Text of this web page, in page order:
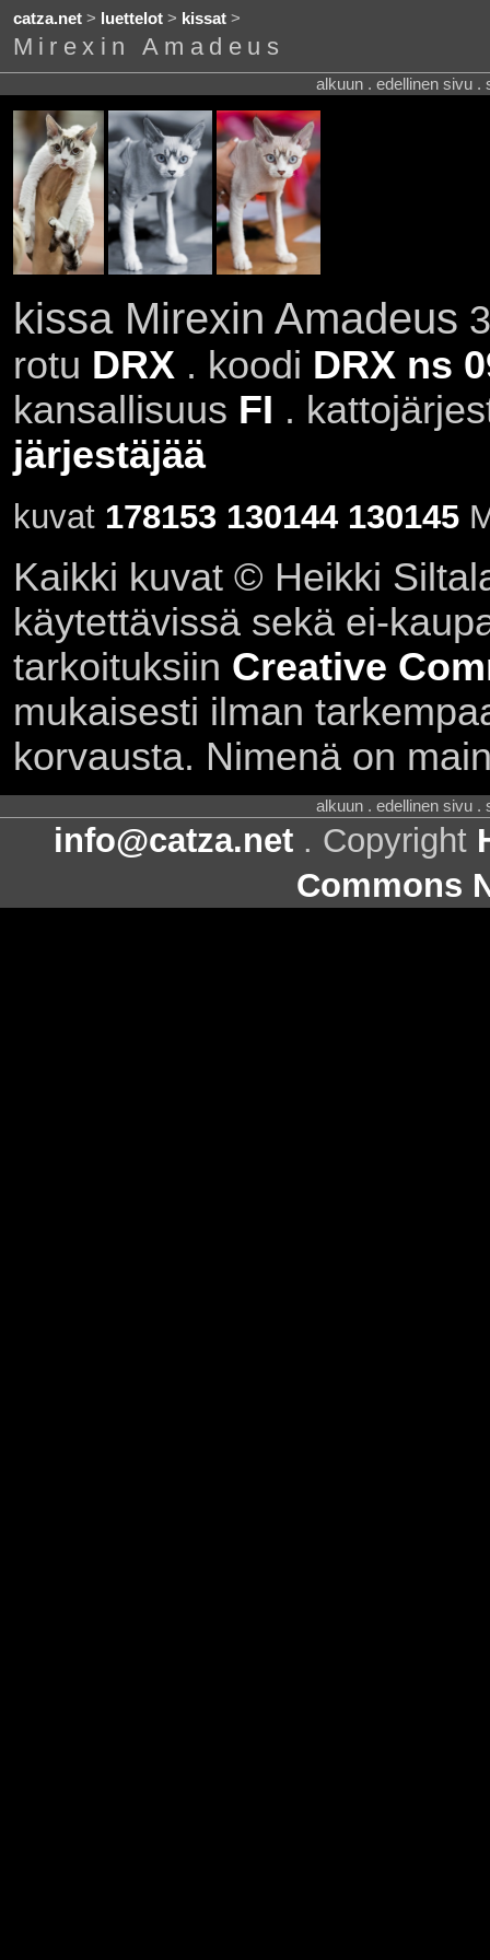
catza.net> luettelot> kissat>
Mirexin Amadeus
alkuun . edellinen sivu .
kissa Mirexin Amadeus
rotu DRX . koodi DRX ns
kansallisuus FI .
järjestäjää
kuvat 178153 130144 130145
Kaikki kuvat © Heikki
käytettävissä sekä ei-
tarkoituksiin Creative
mukaisesti ilman
korvausta. Nimenä on
alkuun . edellinen sivu .
info@catza.net . Copyright
Commons